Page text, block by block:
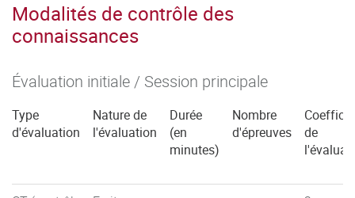
Modalités de contrôle des
connaissances
Évaluation initiale / Session principale
Type
d'évaluation
Nature de
l'évaluation
Durée
(en
minutes)
Nombre
d'épreuves
de